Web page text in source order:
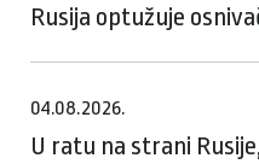
Rusija optužuje
04.08.2026.
U ratu na strani